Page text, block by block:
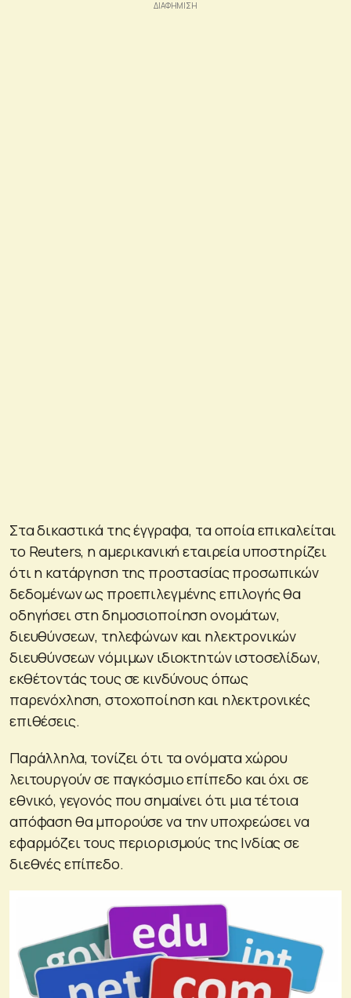
Στα δικαστικά της έγγραφα, τα οποία επικαλείται
το Reuters, η αμερικανική εταιρεία υποστηρίζει
ότι η κατάργηση της προστασίας προσωπικών
δεδομένων ως προεπιλεγμένης επιλογής θα
οδηγήσει στη δημοσιοποίηση ονομάτων,
διευθύνσεων, τηλεφώνων και ηλεκτρονικών
διευθύνσεων νόμιμων ιδιοκτητών ιστοσελίδων,
εκθέτοντάς τους σε κινδύνους όπως
παρενόχληση, στοχοποίηση και ηλεκτρονικές
επιθέσεις.
Παράλληλα, τονίζει ότι τα ονόματα χώρου
λειτουργούν σε παγκόσμιο επίπεδο και όχι σε
εθνικό, γεγονός που σημαίνει ότι μια τέτοια
απόφαση θα μπορούσε να την υποχρεώσει να
εφαρμόζει τους περιορισμούς της Ινδίας σε
διεθνές επίπεδο.